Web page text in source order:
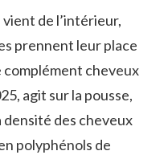
de l’intérieur,
prennent leur place
complément cheveux
agit sur la pousse,
des cheveux
polyphénols de